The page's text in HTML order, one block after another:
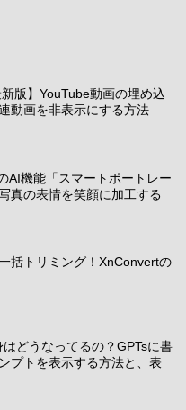
新版】YouTube動画の埋め込
動画を非表示にする方法
AI機能「スマートポートレー
真の表情を笑顔に加工する
括トリミング！XnConvertの
はどうなってるの？GPTsに書
プトを表示する方法と、表